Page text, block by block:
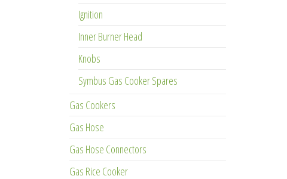
Ignition
Inner Burner Head
Knobs
Symbus Gas Cooker Spares
Gas Cookers
Gas Hose
Gas Hose Connectors
Gas Rice Cooker